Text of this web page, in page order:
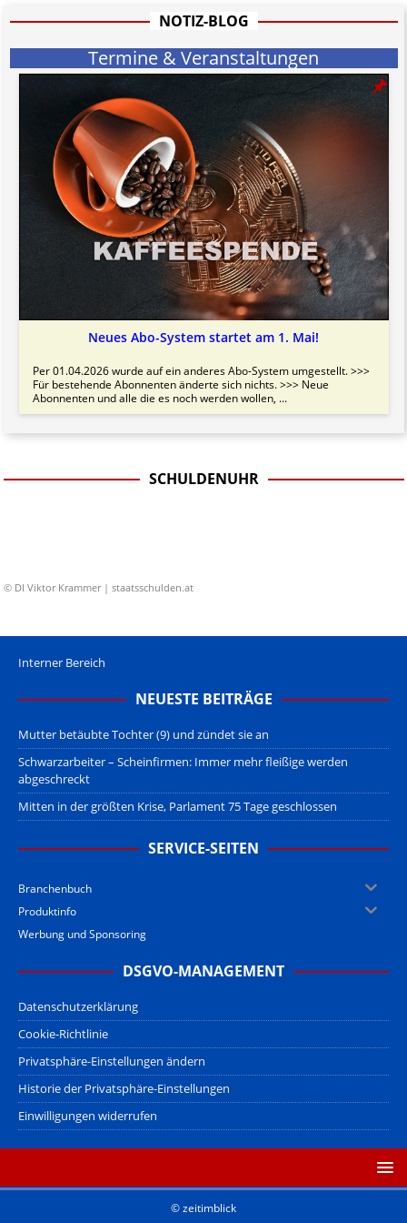
Bitte beachten Sie in dem Zusammenhang auch unsereAGB.
NOTIZ-BLOG
Termine & Veranstaltungen
Neues Abo-System startet am 1. Mai!
Per 01.04.2026 wurde auf ein anderes Abo-System umgestellt. >>>
Für bestehende Abonnenten änderte sich nichts. >>> Neue
Abonnenten und alle die es noch werden wollen, ...
SCHULDENUHR
© DI Viktor Krammer | staatsschulden.at
Interner Bereich
NEUESTE BEITRÄGE
Mutter betäubte Tochter (9) und zündet sie an
Schwarzarbeiter – Scheinfirmen: Immer mehr fleißige werden
abgeschreckt
Mitten in der größten Krise, Parlament 75 Tage geschlossen
SERVICE-SEITEN
Branchenbuch
Produktinfo
Werbung und Sponsoring
DSGVO-MANAGEMENT
Datenschutzerklärung
Cookie-Richtlinie
Privatsphäre-Einstellungen ändern
Historie der Privatsphäre-Einstellungen
Einwilligungen widerrufen
© zeitimblick